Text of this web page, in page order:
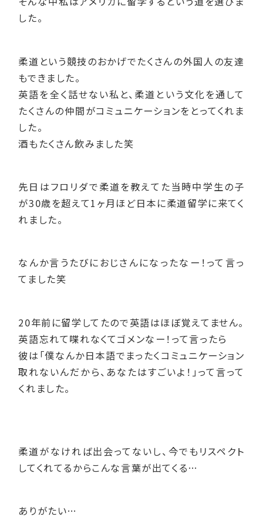
した。
柔道という競技のおかげでたくさんの外国人の友達
もできました。
英語を全く話せない私と、柔道という文化を通して
たくさんの仲間がコミュニケーションをとってくれま
した。
酒もたくさん飲みました笑
先日はフロリダで柔道を教えてた当時中学生の子
が30歳を超えて1ヶ月ほど日本に柔道留学に来てく
れました。
なんか言うたびにおじさんになったなー！って言っ
てました笑
20年前に留学してたので英語はほぼ覚えてません。
英語忘れて喋れなくてゴメンなー！って言ったら
彼は「僕なんか日本語でまったくコミュニケーション
取れないんだから、あなたはすごいよ！」って言って
くれました。
柔道がなければ出会ってないし、今でもリスペクト
してくれてるからこんな言葉が出てくる…
ありがたい…